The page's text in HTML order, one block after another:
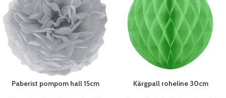
Paberist pompom hall 15cm Kärgpall roheline 30cm